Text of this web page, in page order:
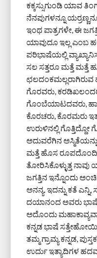
ಕಕ್ಕಸ್ಸುಗುಂಡಿ ಯಾವ
ನೆನಪುಗಳನ್ನೂ
ಇಂಥ ಪಾತ್ರಗಳೇ, ಈ
ಯಾವುದೂ ಇಲ್ಲ ಎಂಬ
ಪರಿಭಾಷೆಯಲ್ಲಿ
ಸಲ ಸತ್ತರೂ ಮತ್ತೆ ಮತ್ತೆ
ಛಲದಂಕಮಲ್ಲರಾಗಿರುವ
ಗೊರವರು,
ಗೊಂಬೆಯಾಟದವರು,
ಕೊರಚರು, ಕೊರಮರು
ಉರುಳಿನಲ್ಲಿ ಗೊತ್ತಿದ್ದೋ
ಅದುವರೆಗಿನ ಅಸ್ಮಿತೆಯನ್ನು
ಮತ್ತೆ ಹೊಸ ರೂಪದೊಂದಿಗೆ
ತೋರಿಸಿಕೊಳ್ಳುತ್ತ
ಜಗತ್ತಿನ ಇನ್ನೊಂದು
ಅನನ್ಯ. ಇದನ್ನು ಕತೆ
ದಯಾನಂದ ಅವರು
ಅದೊಂದು
ಕನ್ನಡ ಭಾಷೆ
ತಮ್ಮ ಗ್ರಾಮ್ಯ ಕನ್ನಡ,
ಉರ್ದು ಇತ್ಯಾದಿಗಳ